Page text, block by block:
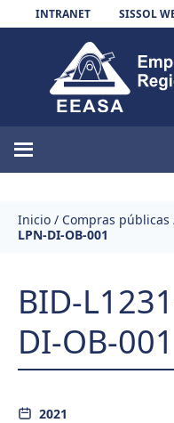
Skip to content
INTRANET SISSOL
Inicio / Compras públicas
LPN-DI-OB-001
BID-
DI-OB-001
2021